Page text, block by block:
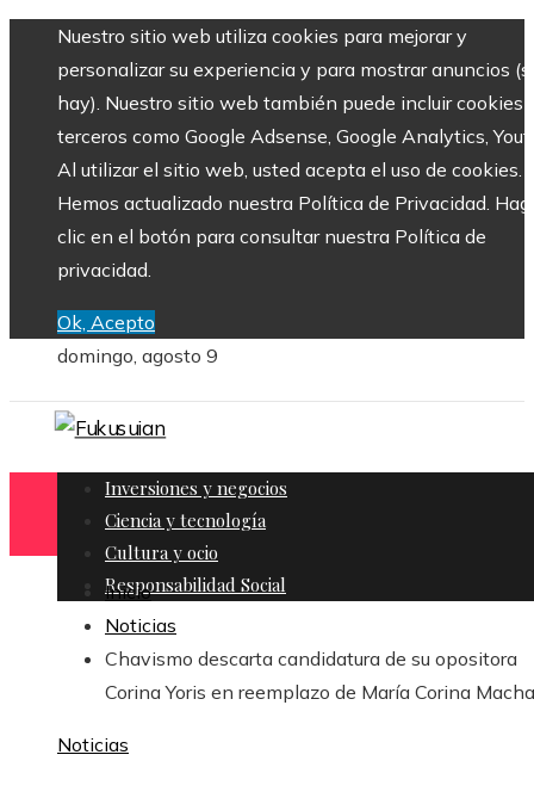
Nuestro sitio web utiliza cookies para mejorar y
personalizar su experiencia y para mostrar anuncios
hay). Nuestro sitio web también puede incluir cookies
terceros como Google Adsense, Google Analytics,
Al utilizar el sitio web, usted acepta el uso de cookies.
Hemos actualizado nuestra Política de Privacidad.
clic en el botón para consultar nuestra Política de
privacidad.
Ok, Acepto
domingo, agosto 9
Inversiones y negocios
Ciencia y tecnología
Cultura y ocio
Responsabilidad Social
Inicio
Noticias
Chavismo descarta candidatura de su opositora
Corina Yoris en reemplazo de María Corina
Noticias